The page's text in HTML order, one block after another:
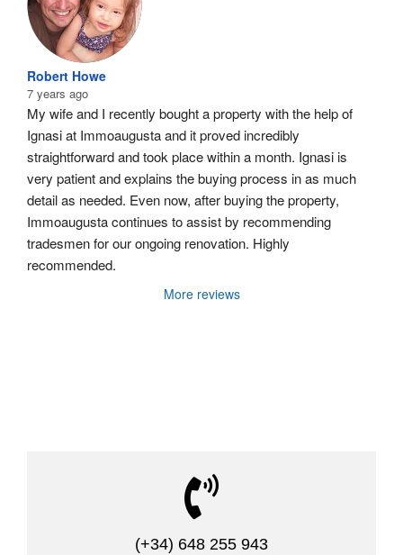
Robert Howe
7 years ago
My wife and I recently bought a property with the help of
Ignasi at Immoaugusta and it proved incredibly
straightforward and took place within a month. Ignasi is
very patient and explains the buying process in as much
detail as needed. Even now, after buying the property,
Immoaugusta continues to assist by recommending
tradesmen for our ongoing renovation. Highly
recommended.
More reviews

(+34) 648 255 943